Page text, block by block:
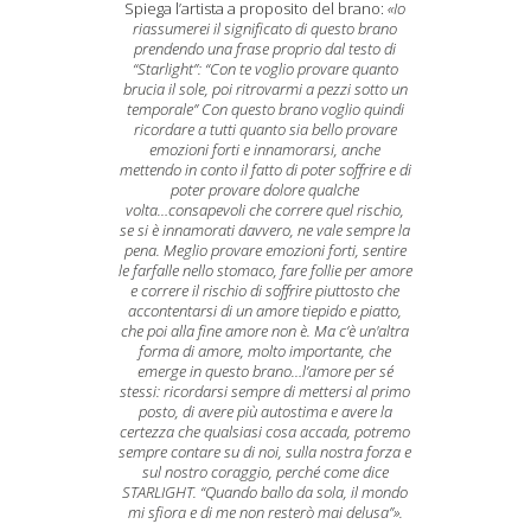
Spiega l’artista a proposito del brano:«Io
riassumerei il significato di questo brano
prendendo una frase proprio dal testo di
“Starlight”: “Con te voglio provare quanto
brucia il sole, poi ritrovarmi a pezzi sotto un
temporale” Con questo brano voglio quindi
ricordare a tutti quanto sia bello provare
emozioni forti e innamorarsi, anche
mettendo in conto il fatto di poter soffrire e di
poter provare dolore qualche
volta…consapevoli che correre quel rischio,
se si è innamorati davvero, ne vale sempre la
pena. Meglio provare emozioni forti, sentire
le farfalle nello stomaco, fare follie per amore
e correre il rischio di soffrire piuttosto che
accontentarsi di un amore tiepido e piatto,
che poi alla fine amore non è. Ma c’è un'altra
forma di amore, molto importante, che
emerge in questo brano…l’amore per sé
stessi: ricordarsi sempre di mettersi al primo
posto, di avere più autostima e avere la
certezza che qualsiasi cosa accada, potremo
sempre contare su di noi, sulla nostra forza e
sul nostro coraggio, perché come dice
STARLIGHT. “Quando ballo da sola, il mondo
mi sfiora e di me non resterò mai delusa”».